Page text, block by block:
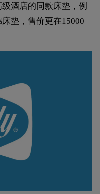
酒店的同款床垫，例
垫，售价更在15000